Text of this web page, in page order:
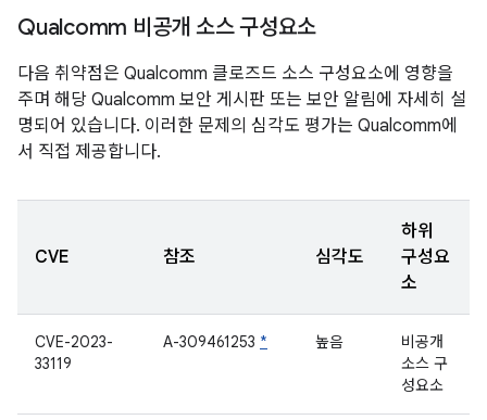
Qualcomm 비공개 소스 구성요소
다음 취약점은 Qualcomm 클로즈드 소스 구성요소에 영향을
주며 해당 Qualcomm 보안 게시판 또는 보안 알림에 자세히 설
명되어 있습니다. 이러한 문제의 심각도 평가는 Qualcomm에
서 직접 제공합니다.
CVE 참조 심각도
하위
구성요
소
CVE-2023-
33119
A-309461253 * 높음
비공개
소스 구
성요소